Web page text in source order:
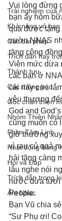
Trải nghiệm của
Khả năng vô
Các bài pháp
Trích dẫn hay
Thành tựu
Các thông báo
Góc chân thiện
Nhóm Thiên
Phim Tâm Linh
Hoạt động hằng
Hỏi và Đáp
Trích dẫn trong
Âm Nhạc
Vui lòng đừng
bạn ấy hôm
quá được tặng
vườn NNAS
tặng cộng
Viên mức dừa
các bạn ở
cái này cực
yêu thương
God and
cũng muốn có
giờ thường
vì rau củ quả
hái tặng càng
lẫu nghe nói
nước dừa tươi
People.
Bạn Vũ chia
“Sư Phụ ơi!